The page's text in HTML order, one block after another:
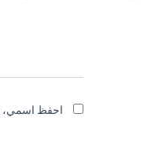
احفظ اسمي،